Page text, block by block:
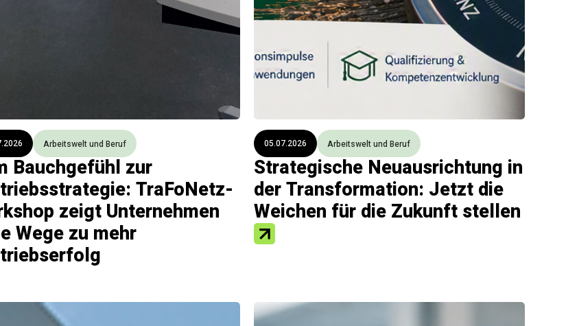
Arbeitswelt und Beruf
Bauchgefühl zur
TraFoNetz-
zeigt Unternehmen
Wege zu mehr
05.07.2026 Arbeitswelt und Beruf
Strategische Neuausrichtung in
der Transformation: Jetzt die
Weichen für die Zukunft stellen
News
Barrierefreiheitserklärung